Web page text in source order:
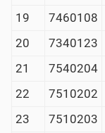
19
7460108
20
7340123
21
7540204
22
7510202
23
7510203